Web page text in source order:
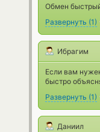
Обмен
Развернуть (1)
Ибрагим
Если вам
быстро
Развернуть (1)
Даниил